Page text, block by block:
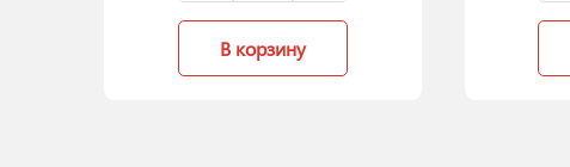
В корзину